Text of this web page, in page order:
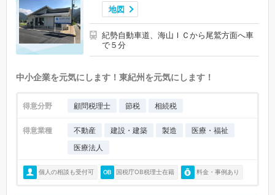
地図
紀勢自動車道、海山ＩＣから尾鷲方面へ車
で５分
中小企業を元気にします！東紀州を元気にします！
得意分野 顧問税理士 節税 相続税
得意業種 不動産 建設・建築 製造
医療・福祉
医療法人
個人の相談も受付可 国税庁OB税理士在籍 料金・事例あり